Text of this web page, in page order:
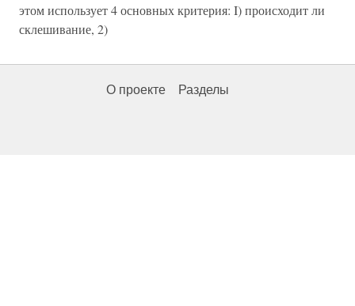
этом использует 4 основных критерия: I) происходит ли
склешивание, 2)
О проекте Разделы